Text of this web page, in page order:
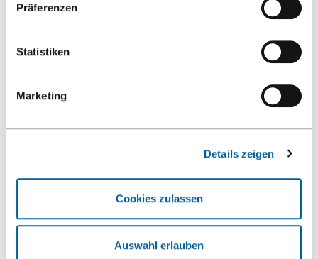
Präferenzen
Statistiken
Marketing
Details zeigen
Cookies zulassen
Auswahl erlauben